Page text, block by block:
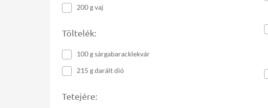
200 g vaj
Töltelék:
100 g sárgabaracklekvár
215 g darált dió
Tetejére: